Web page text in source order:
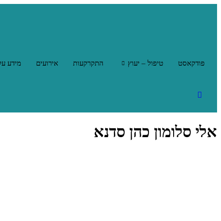
פודקאסט טיפול – יעוץ התקרקעות אירועים מידע
אלי סלומון כהן סדנא